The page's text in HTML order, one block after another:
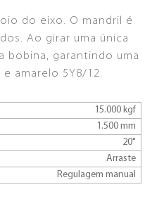
do eixo. O mandril é
Ao girar uma única
bobina, garantindo uma
amarelo 5Y8/12.
15.000 kgf
1.500 mm
20"
Arraste
Regulagem manual